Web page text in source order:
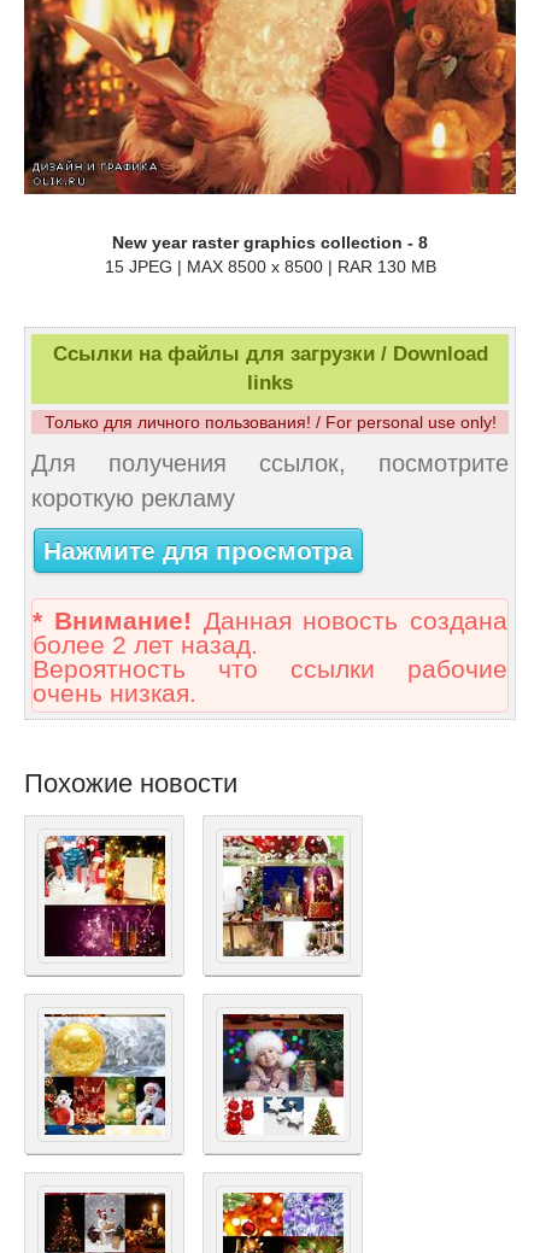
New year raster graphics collection - 8
15 JPEG | MAX 8500 x 8500 | RAR 130 MB
Ссылки на файлы для загрузки / Download
links
Только для личного пользования! / For personal use only!
Для получения ссылок, посмотрите
короткую рекламу
Нажмите для просмотра
* Внимание! Данная новость создана
более 2 лет назад.
Вероятность что ссылки рабочие
очень низкая.
Похожие новости